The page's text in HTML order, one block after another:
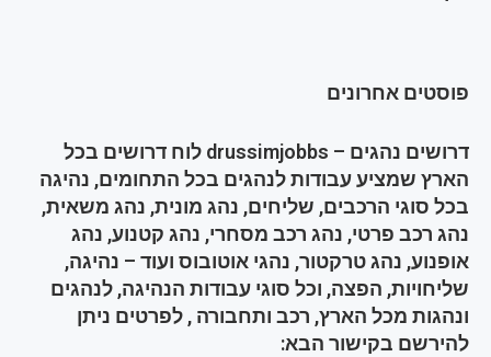
פוסטים אחרונים
דרושים נהגים – drussimjobbs לוח דרושים בכל
הארץ שמציע עבודות לנהגים בכל התחומים, נהיגה
בכל סוגי הרכבים, שליחים, נהג מונית, נהג משאית,
נהג רכב פרטי, נהג רכב מסחרי, נהג קטנוע, נהג
אופנוע, נהג טרקטור, נהגי אוטובוס ועוד – נהיגה,
שליחויות, הפצה, וכל סוגי עבודות הנהיגה, לנהגים
ונהגות מכל הארץ, רכב ותחבורה , לפרטים ניתן
להירשם בקישור הבא: